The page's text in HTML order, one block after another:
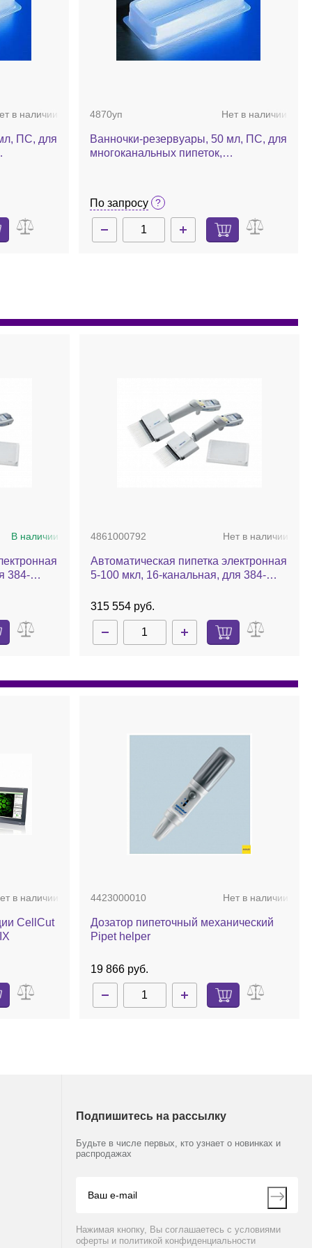
в наличии
ПС, для
4870уп Нет в наличии
Ванночки-резервуары, 50 мл, ПС, для
многоканальных пипеток,
По запросу
В наличии
384-
4861000792 Нет в наличии
Автоматическая пипетка электронная
5-100 мкл, 16-канальная, для 384-
315 554 руб.
в наличии
CellCut
4423000010 Нет в наличии
Дозатор пипеточный механический
Pipet helper
19 866 руб.
Подпишитесь на рассылку
Будьте в числе первых, кто узнает о новинках и
распродажах
Нажимая кнопку, Вы соглашаетесь с условиями
оферты и политикой конфиденциальности